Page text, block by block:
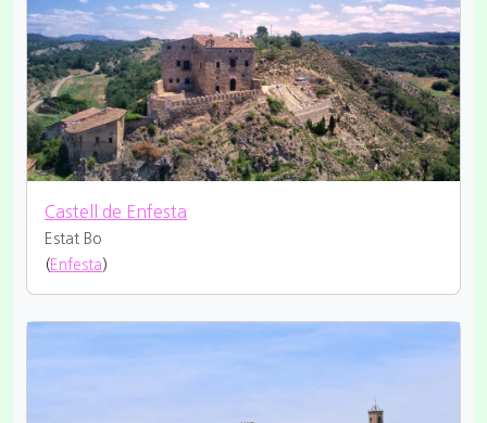
Castell de Enfesta
Estat Bo
( Enfesta )